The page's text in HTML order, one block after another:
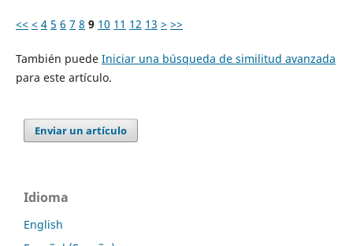
<< < 4 5 6 7 8 9 10 11 12 13 > >>
También puede Iniciar una búsqueda de similitud avanzada
para este artículo.
Enviar un artículo
Idioma
English